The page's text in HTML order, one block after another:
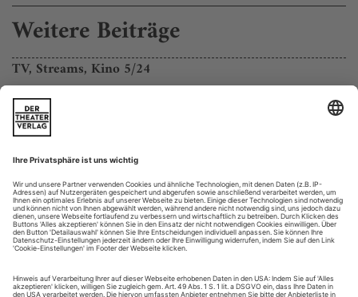
Weitere Beiträge
TV, Streams, Kino 5/24
arte
01.05. – 15.50 Uhr
Europakonzert 2024 aus Tsinandali - Georgien
Im Rahmen der Europakonzerte interpretieren die Berliner
Philharmoniker unter musikalischer Leitung von Daniel
Barenboim die Schicksals-Symphonie von Ludwig van
Beethoven sowie das Violinkonzert in D-Dur von Johannes
Brahms.
Elīna Garanča und Juan Diego Flórez bei den Salzburger...